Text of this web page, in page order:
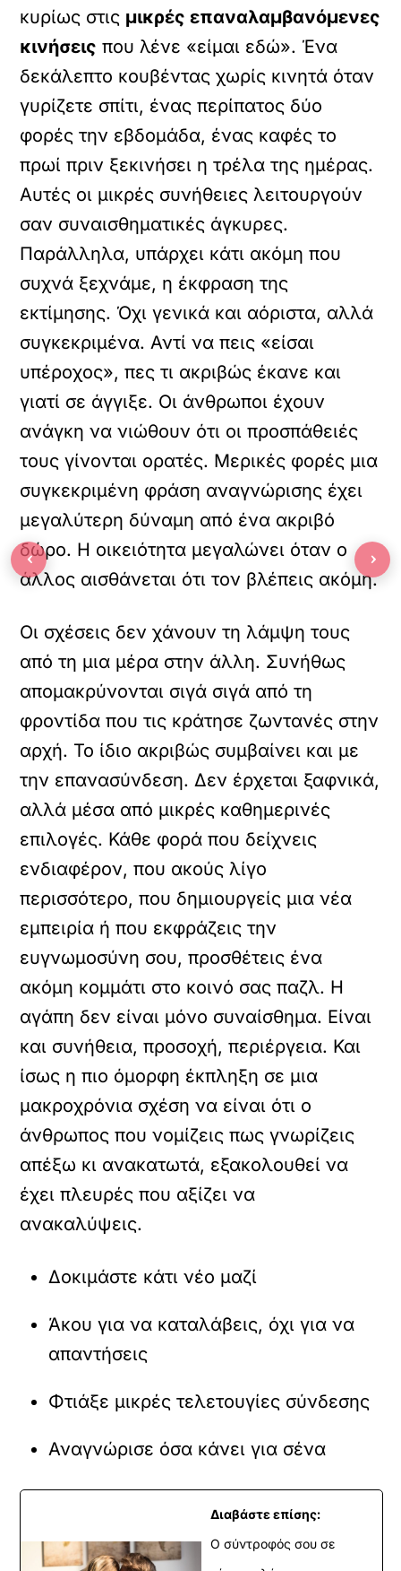
κυρίως στις μικρές επαναλαμβανόμενες
κινήσεις που λένε «είμαι εδώ». Ένα
δεκάλεπτο κουβέντας χωρίς κινητά όταν
γυρίζετε σπίτι, ένας περίπατος δύο
φορές την εβδομάδα, ένας καφές το
πρωί πριν ξεκινήσει η τρέλα της ημέρας.
Αυτές οι μικρές συνήθειες λειτουργούν
σαν συναισθηματικές άγκυρες.
Παράλληλα, υπάρχει κάτι ακόμη που
συχνά ξεχνάμε, η έκφραση της
εκτίμησης. Όχι γενικά και αόριστα, αλλά
συγκεκριμένα. Αντί να πεις «είσαι
υπέροχος», πες τι ακριβώς έκανε και
γιατί σε άγγιξε. Οι άνθρωποι έχουν
ανάγκη να νιώθουν ότι οι προσπάθειές
τους γίνονται ορατές. Μερικές φορές μια
συγκεκριμένη φράση αναγνώρισης έχει
μεγαλύτερη δύναμη από ένα ακριβό
δώρο. Η οικειότητα μεγαλώνει όταν ο
άλλος αισθάνεται ότι τον βλέπεις ακόμη.
Οι σχέσεις δεν χάνουν τη λάμψη τους
από τη μια μέρα στην άλλη. Συνήθως
απομακρύνονται σιγά σιγά από τη
φροντίδα που τις κράτησε ζωντανές στην
αρχή. Το ίδιο ακριβώς συμβαίνει και με
την επανασύνδεση. Δεν έρχεται ξαφνικά,
αλλά μέσα από μικρές καθημερινές
επιλογές. Κάθε φορά που δείχνεις
ενδιαφέρον, που ακούς λίγο
περισσότερο, που δημιουργείς μια νέα
εμπειρία ή που εκφράζεις την
ευγνωμοσύνη σου, προσθέτεις ένα
ακόμη κομμάτι στο κοινό σας παζλ. Η
αγάπη δεν είναι μόνο συναίσθημα. Είναι
και συνήθεια, προσοχή, περιέργεια. Και
ίσως η πιο όμορφη έκπληξη σε μια
μακροχρόνια σχέση να είναι ότι ο
άνθρωπος που νομίζεις πως γνωρίζεις
απέξω κι ανακατωτά, εξακολουθεί να
έχει πλευρές που αξίζει να
ανακαλύψεις.
Δοκιμάστε κάτι νέο μαζί
Άκου για να καταλάβεις, όχι για να
απαντήσεις
Φτιάξε μικρές τελετουγίες σύνδεσης
Αναγνώρισε όσα κάνει για σένα
Διαβάστε επίσης:
Ο σύντροφός σου σε
‹ ›